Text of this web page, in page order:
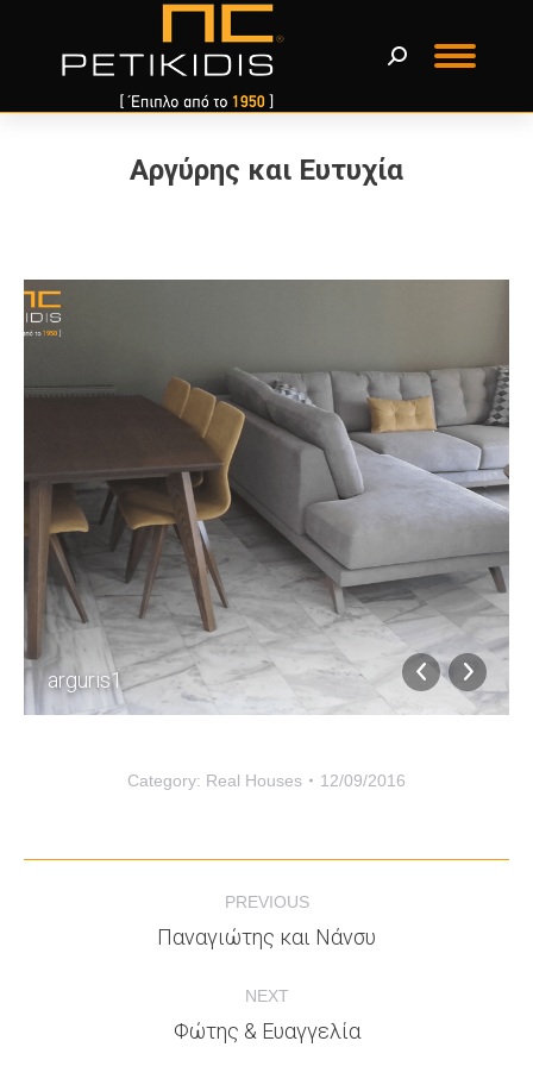
Αργύρης και Ευτυχία
arguris1
Category: Real Houses 12/09/2016
PREVIOUS
Παναγιώτης και Νάνσυ
NEXT
Φώτης & Ευαγγελία